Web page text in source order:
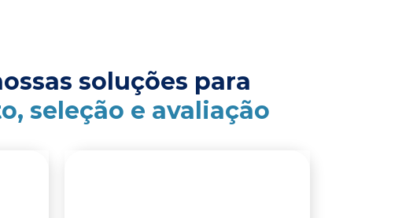
soluções para
seleção e avaliação